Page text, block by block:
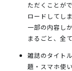
ただくことが
ロードしてし
一部の内容し
まるごと、全
雑誌のタイト
題・スマホ使